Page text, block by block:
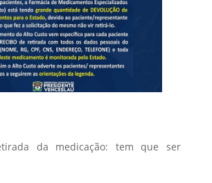
da medicação: tem que ser